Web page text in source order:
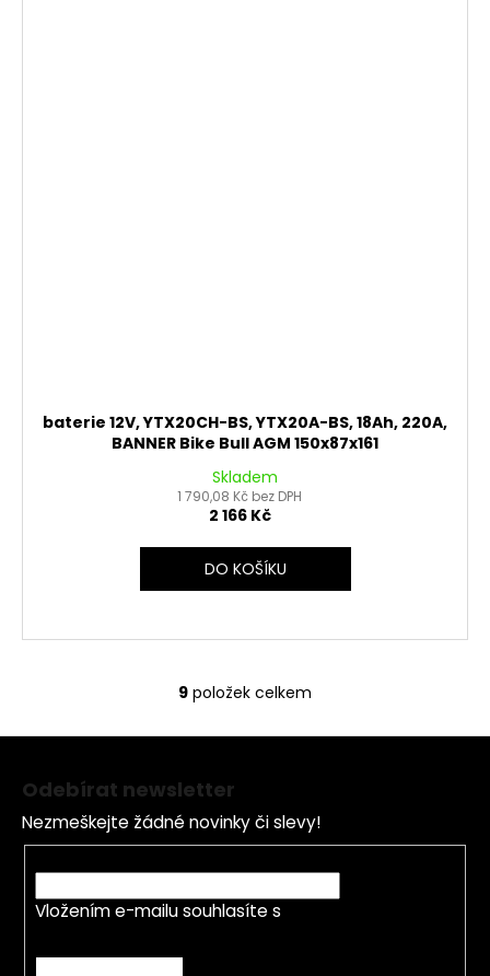
baterie 12V, YTX20CH-BS, YTX20A-BS, 18Ah, 220A,
BANNER Bike Bull AGM 150x87x161
Skladem
1 790,08 Kč bez DPH
2 166 Kč
DO KOŠÍKU
O
v
a
c
í
p
r
9 položek celkem
Odebírat newsletter
Nezmeškejte žádné novinky či slevy!
Vložením e-mailu souhlasíte s